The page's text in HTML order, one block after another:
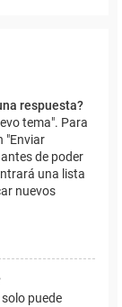
respuesta?
tema". Para
"Enviar
de poder
una lista
nuevos
puede